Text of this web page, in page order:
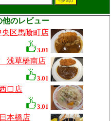
他のレビュー
区馬喰町店
3.01
浅草橋南店
3.01
口店
3.01
本橋店